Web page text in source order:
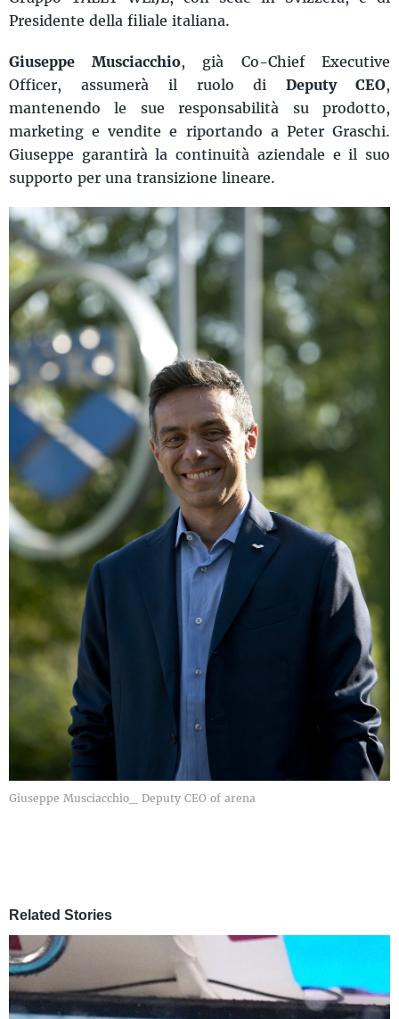
Presidente della filiale italiana.
Giuseppe Musciacchio, già Co-Chief Executive
Officer, assumerà il ruolo diDeputy CEO,
mantenendo le sue responsabilità su prodotto,
marketing e vendite e riportando a Peter Graschi.
Giuseppe garantirà la continuità aziendale e il suo
supporto per una transizione lineare.
Giuseppe Musciacchio_ Deputy CEO of arena
Related Stories